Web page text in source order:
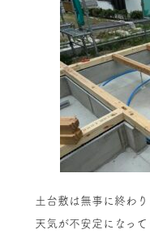
土台敷は無事に終わ
天気が不安定になって